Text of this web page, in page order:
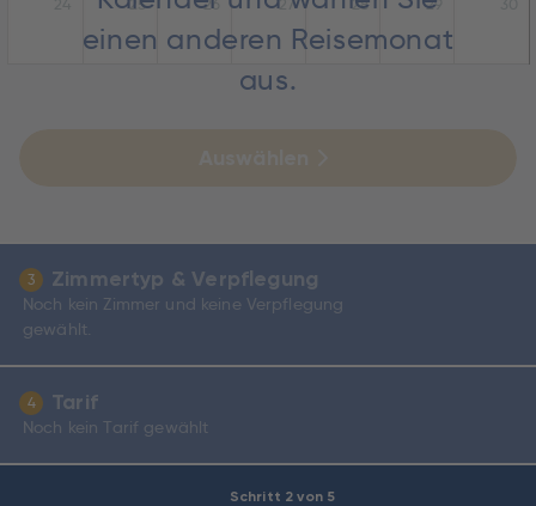
Schritt 2 von 5
einen anderen Reisemonat
aus.
3 Zimmertyp & Verpflegung
Noch kein Zimmer und keine Verpflegung
gewählt.
4 Tarif
Noch kein Tarif gewählt